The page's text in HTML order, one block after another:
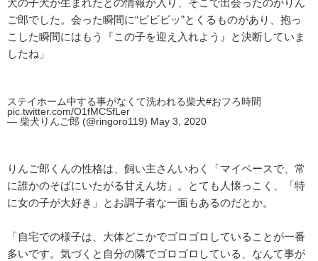
犬の子犬が生まれたとの情報が入り、そこで出会ったのがりん
ご郎でした。会った瞬間に“ビビビッ”とくるものがあり、抱っ
こした瞬間にはもう『この子を迎え入れよう』と決断していま
したね」
ステイホーム中する事がなくて洗われる柴犬#おフろ時間
pic.twitter.com/O1fMCSfLer
— 柴犬りんご郎 (@ringoro119) May 3, 2020
りんご郎くんの性格は、飼い主さんいわく「マイペースで、常
に誰かのそばにいたがる甘えん坊」。とても人懐っこく、「特
に女の子が大好き」とお調子者な一面もあるのだとか。
「自宅での様子は、大体どこかでゴロゴロしていることが一番
多いです。気づくと自分の隣でゴロゴロしている、なんて事が